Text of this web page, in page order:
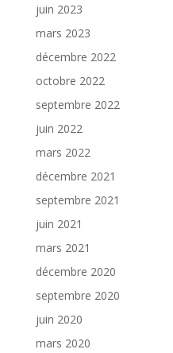
juin 2023
mars 2023
décembre 2022
octobre 2022
septembre 2022
juin 2022
mars 2022
décembre 2021
septembre 2021
juin 2021
mars 2021
décembre 2020
septembre 2020
juin 2020
mars 2020